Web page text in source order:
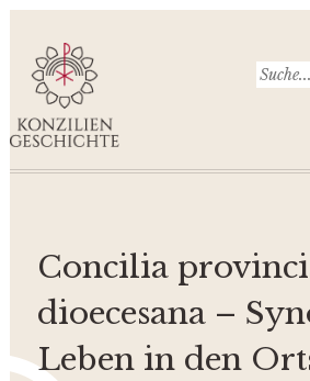
Concilia
dioecesana –
Leben in den